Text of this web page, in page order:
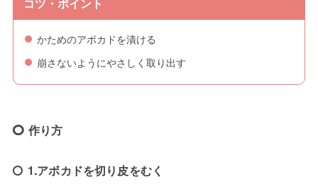
コツ・ポイント
かためのアボカドを漬ける
崩さないようにやさしく取り出す
作り方
1.アボカドを切り皮をむく